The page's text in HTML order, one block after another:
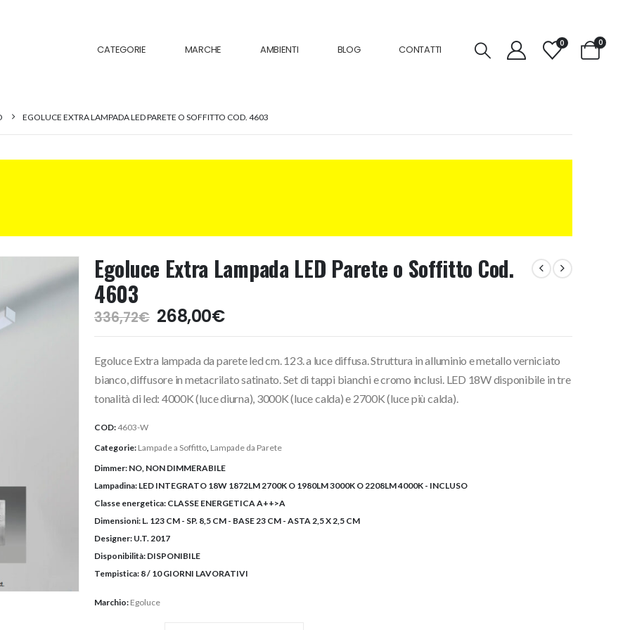
CATEGORIE MARCHE AMBIENTI BLOG CONTATTI
0 0
EGOLUCE EXTRA LAMPADA LED PARETE O SOFFITTO COD. 4603
Egoluce Extra Lampada LED Parete o Soffitto Cod.
4603
336,72€ Il
prezzo
era:
336,72€.
268,00€Il
prezzo
è:
268,00€.
Egoluce Extra lampada da parete led cm. 123. a luce diffusa. Struttura in alluminio e metallo verniciato
bianco, diffusore in metacrilato satinato. Set di tappi bianchi e cromo inclusi. LED 18W disponibile in tre
tonalità di led: 4000K (luce diurna), 3000K (luce calda) e 2700K (luce più calda).
COD:4603-W
Categorie: Lampade a Soffitto Lampade da Parete
Dimmer: NO, NON DIMMERABILE
Lampadina: LED INTEGRATO 18W 1872LM 2700K O 1980LM 3000K O 2208LM 4000K - INCLUSO
Classe energetica: CLASSE ENERGETICA A++>A
Dimensioni: L. 123 CM - SP. 8,5 CM - BASE 23 CM - ASTA 2,5 X 2,5 CM
Designer: U.T. 2017
Disponibilità: DISPONIBILE
Tempistica: 8 / 10 GIORNI LAVORATIVI
Marchio: Egoluce